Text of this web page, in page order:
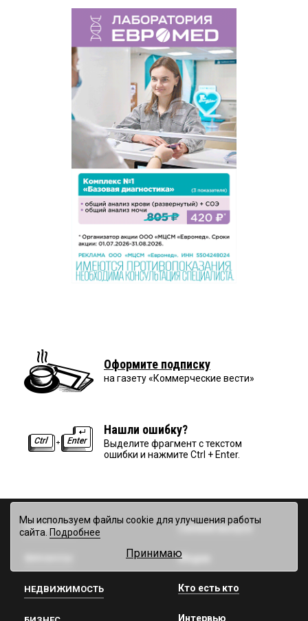
Оформите подписку
на газету «Коммерческие вести»
Нашли ошибку?
Выделите фрагмент с текстом
ошибки и нажмите Ctrl + Enter.
ПОЛИТИКА
НЕДВИЖИМОСТЬ
Свежий выпуск
Медиа
Кто есть кто
Интервью
Мы используем файлы cookie для улучшения работы
сайта. Подробнее
Принимаю